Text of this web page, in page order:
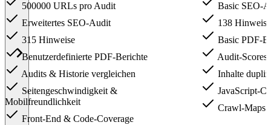
500000 URLs pro Audit
Erweitertes SEO-Audit
315 Hinweise
Benutzerdefinierte PDF-Berichte
Audits & Historie vergleichen
Seitengeschwindigkeit &
Mobilfreundlichkeit
Front-End & Code-Coverage
Basic SEO-
138 Hinweise
Basic PDF-
Audit-Scores
Inhalte
JavaScript-
Crawl-Maps